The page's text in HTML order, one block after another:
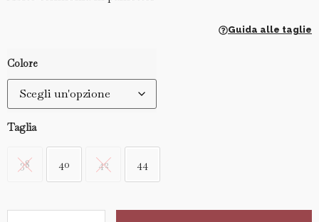
Guida alle taglie
Colore
Taglia
38 40 42 44